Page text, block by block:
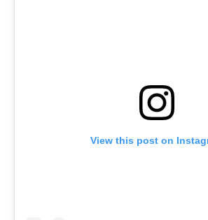
View this post on